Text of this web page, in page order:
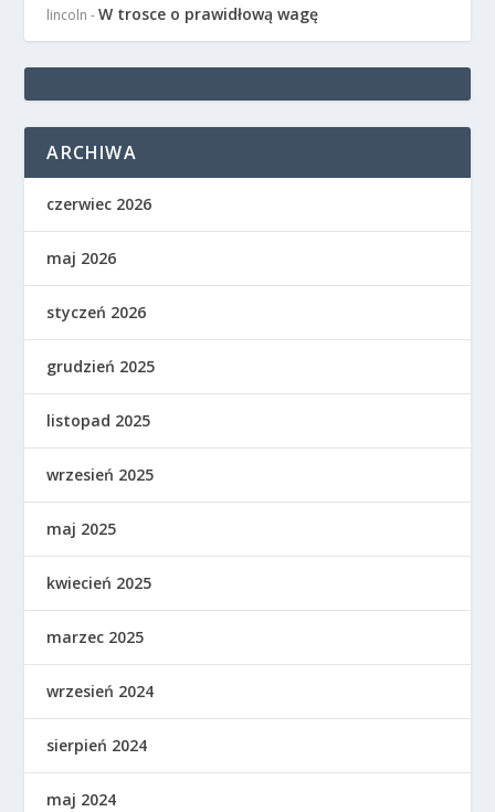
lincoln -W trosce o prawidłową wagę
ARCHIWA
czerwiec 2026
maj 2026
styczeń 2026
grudzień 2025
listopad 2025
wrzesień 2025
maj 2025
kwiecień 2025
marzec 2025
wrzesień 2024
sierpień 2024
maj 2024